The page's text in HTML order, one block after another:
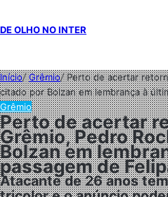
DE OLHO NO INTER
Início/Grêmio/Perto de acertar
citado por Bolzan em lembrança à
Grêmio
Perto de acertar
Grêmio, Pedro
Bolzan em
passagem de
Atacante de 26 anos